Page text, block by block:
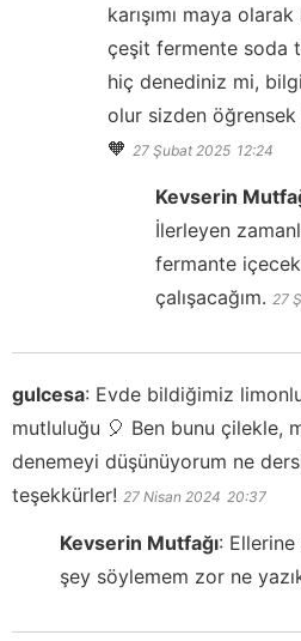
karışımı maya
çeşit fermente soda
hiç denediniz mi,
olur sizden öğrensek
🧡 27 Şubat 2025 12:24
Kevserin
İlerleyen
fermante
çalışacağım. 27
gulcesa: Evde bildiğimiz
mutluluğu 🎈 Ben bunu çilekle,
denemeyi düşünüyorum ne
teşekkürler! 27 Nisan 2024 20:37
Kevserin Mutfağı:
şey söylemem zor ne